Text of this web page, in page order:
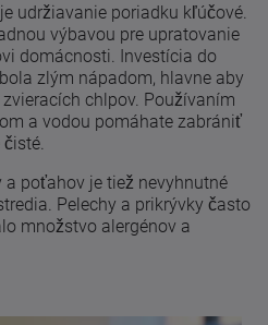
udržiavanie poriadku kľúčové.
výbavou pre upratovanie
domácnosti. Investícia do
zlým nápadom, hlavne aby
chlpov. Používaním
a vodou pomáhate zabrániť
a poťahov je tiež nevyhnutné
Pelechy a prikrývky často
množstvo alergénov a